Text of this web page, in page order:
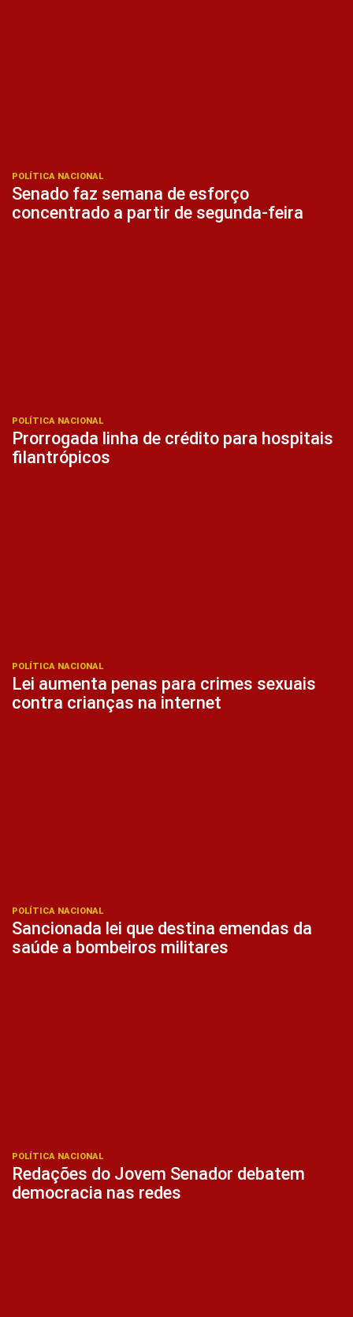
POLÍTICA NACIONAL
Senado faz semana de esforço
concentrado a partir de segunda-feira
POLÍTICA NACIONAL
Prorrogada linha de crédito para hospitais
filantrópicos
POLÍTICA NACIONAL
Lei aumenta penas para crimes sexuais
contra crianças na internet
POLÍTICA NACIONAL
Sancionada lei que destina emendas da
saúde a bombeiros militares
POLÍTICA NACIONAL
Redações do Jovem Senador debatem
democracia nas redes